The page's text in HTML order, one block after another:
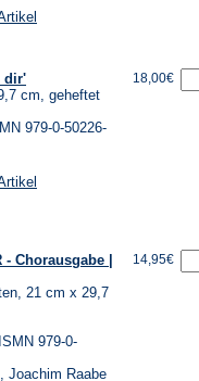
dir'
cm, geheftet
979-0-50226-
18,00€
- Chorausgabe |
21 cm x 29,7
979-0-
Joachim Raabe
14,95€